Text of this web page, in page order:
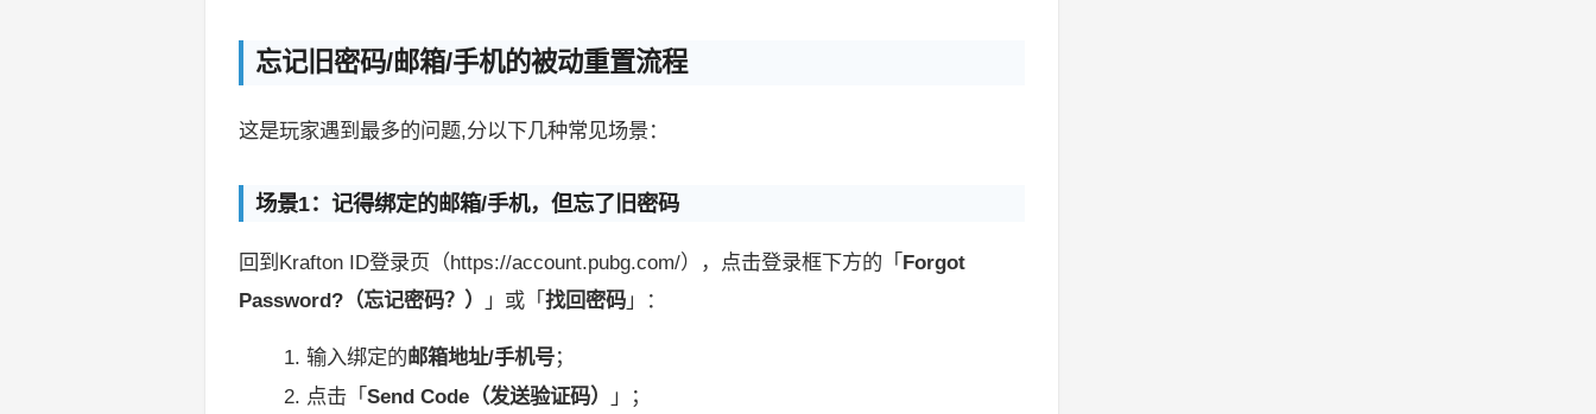
忘记旧密码/邮箱/手机的被动重置流程
这是玩家遇到最多的问题,分以下几种常见场景：
场景1：记得绑定的邮箱/手机，但忘了旧密码
回到Krafton ID登录页（https://account.pubg.com/），点击登录框下方的「 Forgot
Password?（忘记密码？）
」或「 找回密码 」：
输入绑定的邮箱地址/手机号；
点击「Send Code（发送验证码）
」；